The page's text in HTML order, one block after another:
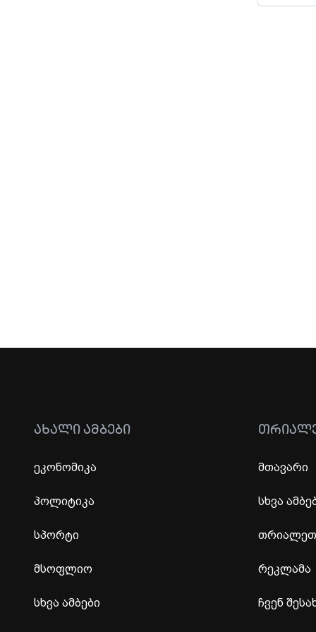
ᲐᲮᲐᲚᲘ ᲐᲛᲑᲔᲑᲘ
ეკონომიკა
პოლიტიკა
სპორტი
მსოფლიო
სხვა ამბები
მთავარი
სხვა
რეკლამა
ჩვენ